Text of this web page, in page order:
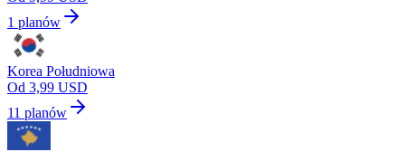
1 planów
Korea Południowa
Od 3,99 USD
11 planów